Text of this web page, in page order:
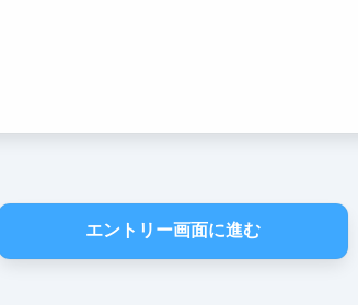
エントリー画面に進む